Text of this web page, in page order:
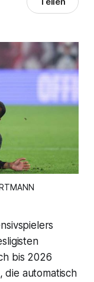
bis 2026
die automatisch